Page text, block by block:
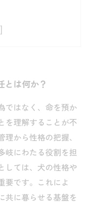
功する販売の秘
ておくべきこと
敗しないための5
ブリーダーが教
とは何か？
ではなく、命を預か
を理解することが不
から性格の把握、
岐にわたる役割を担
しては、犬の性格や
要です。これによ
共に暮らせる基盤を